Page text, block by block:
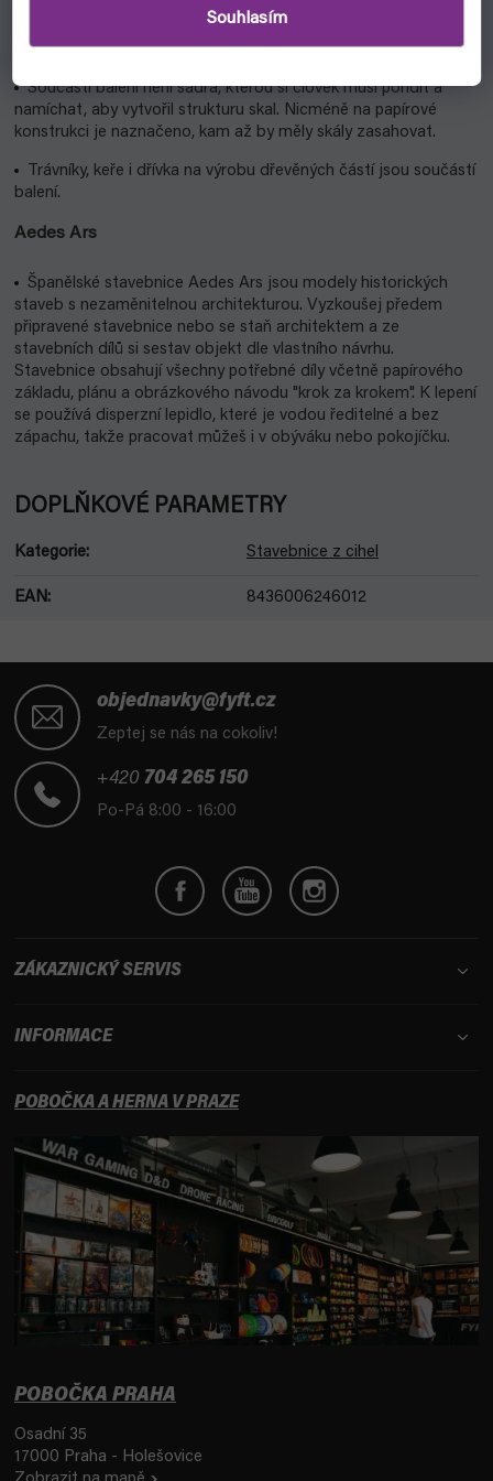
Souhlasím
Stavebnice není určena k venkovnímu použití/vystavení. Pro
použití venku je nutné použít odolné lepidlo (není součástí
balení) a ochranu kartonu, který konstrukci drží.
Součástí balení není sádra, kterou si člověk musí pořídit a
namíchat, aby vytvořil strukturu skal. Nicméně na papírové
konstrukci je naznačeno, kam až by měly skály zasahovat.
Trávníky, keře i dřívka na výrobu dřevěných částí jsou součástí
balení.
Aedes Ars
Španělské stavebnice Aedes Ars jsou modely historických
staveb s nezaměnitelnou architekturou. Vyzkoušej předem
připravené stavebnice nebo se staň architektem a ze
stavebních dílů si sestav objekt dle vlastního návrhu.
Stavebnice obsahují všechny potřebné díly včetně papírového
základu, plánu a obrázkového návodu "krok za krokem". K lepení
se používá disperzní lepidlo, které je vodou ředitelné a bez
zápachu, takže pracovat můžeš i v obýváku nebo pokojíčku.
DOPLŇKOVÉ PARAMETRY
Kategorie: Stavebnice z cihel
EAN: 8436006246012
objednavky@fyft.cz
Zeptej se nás na cokoliv!
+420 704 265 150
Po-Pá 8:00 - 16:00
ZÁKAZNICKÝ SERVIS
INFORMACE
POBOČKA A HERNA V PRAZE
POBOČKA PRAHA
Osadní 35
17000 Praha - Holešovice